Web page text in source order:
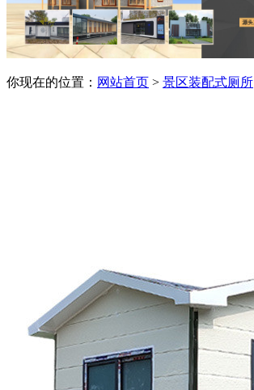
你现在的位置： 网站首页 > 景区装配式厕所